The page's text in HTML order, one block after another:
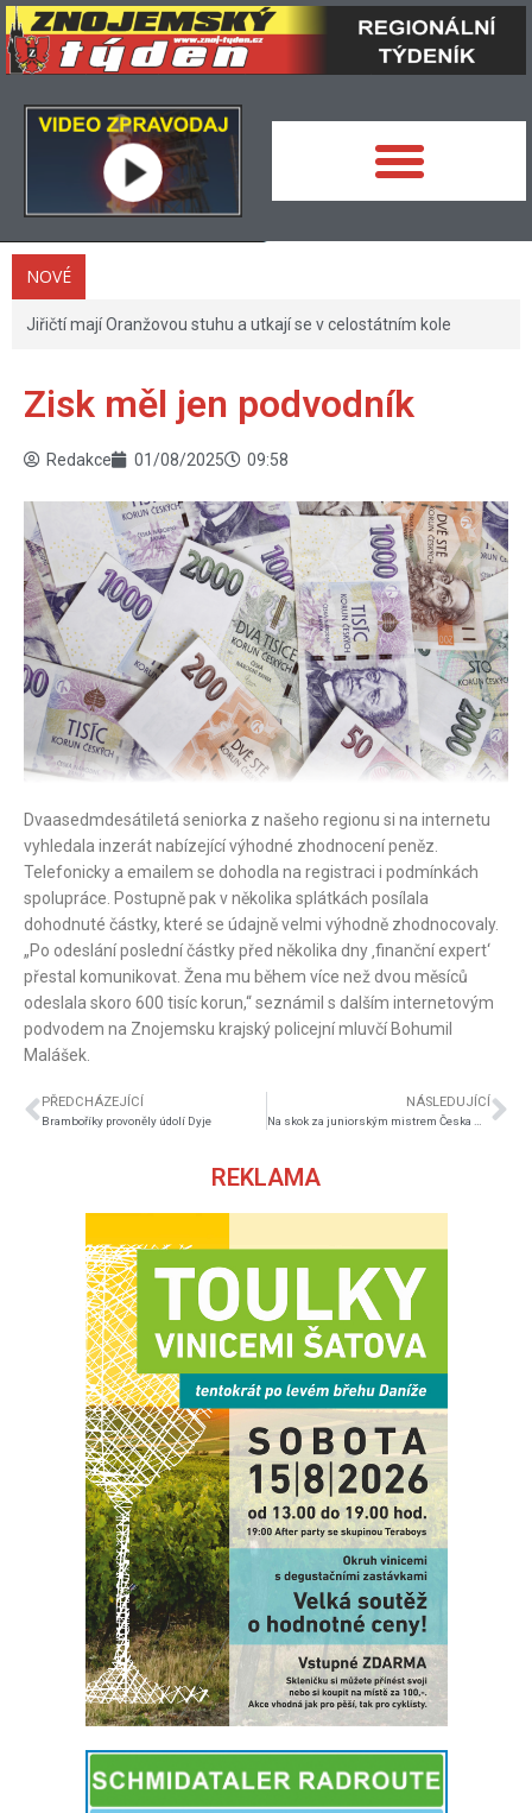
NOVÉ
Jiřičtí mají Oranžovou stuhu a utkají se v celostátním kole
Zisk měl jen podvodník
Redakce 01/08/2025 09:58
Dvaasedmdesátiletá seniorka z našeho regionu si na internetu
vyhledala inzerát nabízející výhodné zhodnocení peněz.
Telefonicky a emailem se dohodla na registraci i podmínkách
spolupráce. Postupně pak v několika splátkách posílala
dohodnuté částky, které se údajně velmi výhodně zhodnocovaly.
„Po odeslání poslední částky před několika dny ‚finanční expert‘
přestal komunikovat. Žena mu během více než dvou měsíců
odeslala skoro 600 tisíc korun,“ seznámil s dalším internetovým
podvodem na Znojemsku krajský policejní mluvčí Bohumil
Malášek.
PŘEDCHÁZEJÍCÍ
Bramboříky provoněly údolí Dyje
NÁSLEDUJÍCÍ
REKLAMA